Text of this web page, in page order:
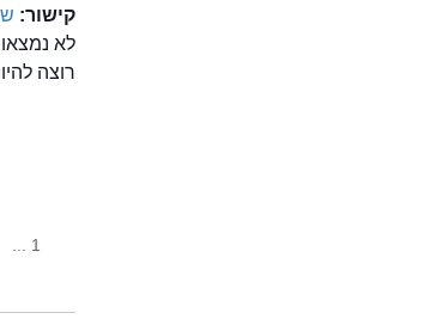
קישור:
לא
רוצה
1 ...